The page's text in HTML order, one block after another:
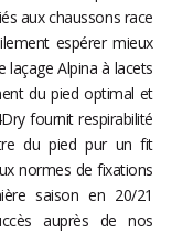
aux chaussons race
espérer mieux
laçage Alpina à lacets
du pied optimal et
fournit respirabilité
du pied pur un fit
normes de fixations
saison en 20/21
auprès de nos